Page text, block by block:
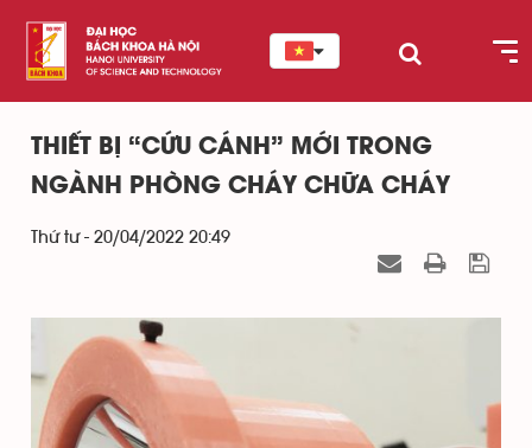
THIẾT BỊ “CỨU CÁNH” MỚI TRONG
NGÀNH PHÒNG CHÁY CHỮA CHÁY
Thứ tư - 20/04/2022 20:49